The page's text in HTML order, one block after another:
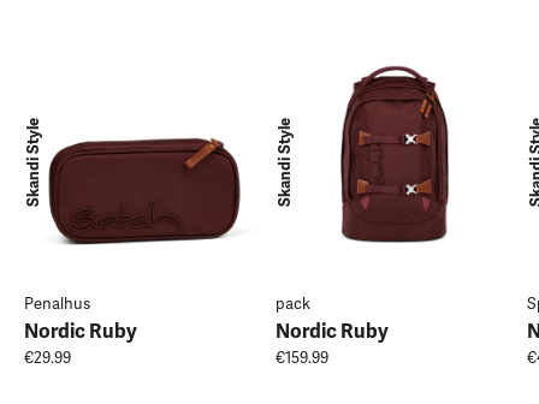
Skandi Style
Penalhus
Nordic Ruby
€29.99
Skandi Style
pack
Nordic Ruby
€159.99